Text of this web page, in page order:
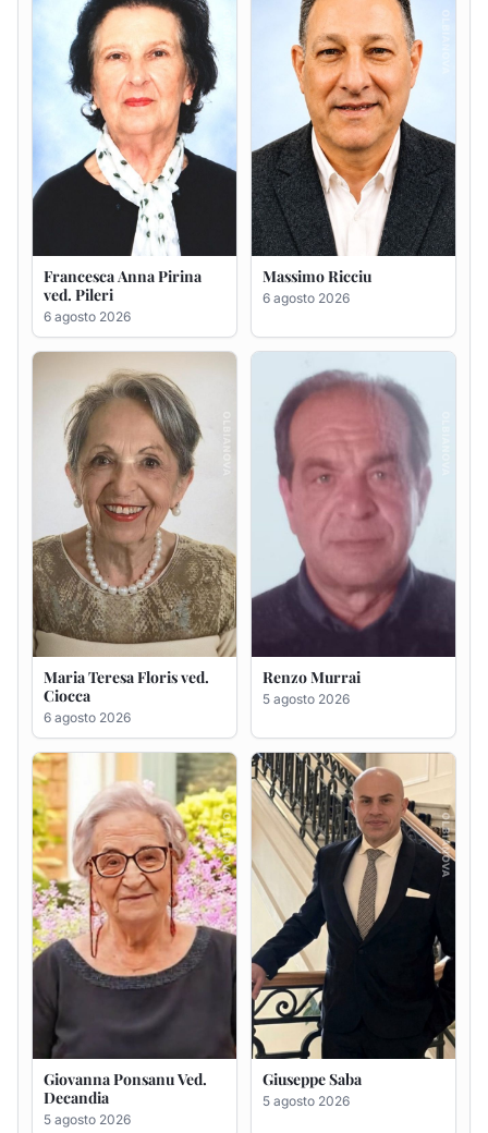
Maria Teresa Floris ved.
6 agosto 2026
Renzo Murrai
5 agosto 2026
Giovanna Ponsanu Ved.
Decandia
5 agosto 2026
Giuseppe Saba
5 agosto 2026